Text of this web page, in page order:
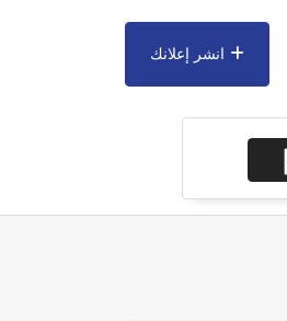
انشر إعلانك